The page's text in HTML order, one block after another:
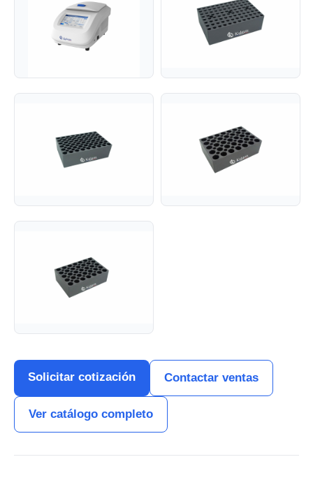
Solicitar cotización Contactar ventas
Ver catálogo completo